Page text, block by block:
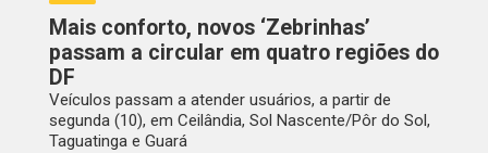
Mais conforto, novos ‘Zebrinhas’
passam a circular em quatro regiões do
DF
Veículos passam a atender usuários, a partir de
segunda (10), em Ceilândia, Sol Nascente/Pôr do Sol,
Taguatinga e Guará